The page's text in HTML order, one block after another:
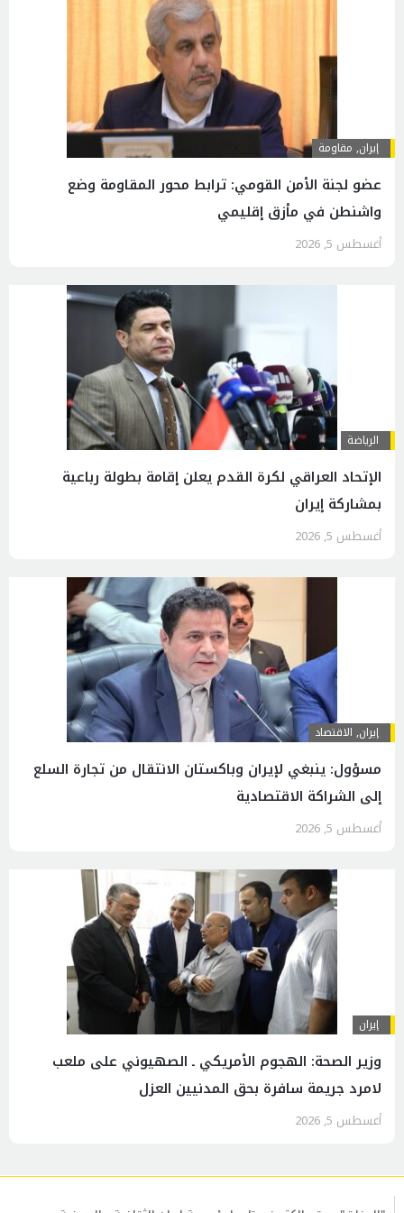
إيران, مقاومة
عضو لجنة الأمن القومي: ترابط محور المقاومة وضع
واشنطن في مأزق إقليمي
أغسطس 5, 2026
الرياضة
الإتحاد العراقي لكرة القدم يعلن إقامة بطولة رباعية
بمشاركة إيران
أغسطس 5, 2026
إيران, الاقتصاد
مسؤول: ينبغي لإيران وباكستان الانتقال من تجارة السلع
إلى الشراكة الاقتصادية
أغسطس 5, 2026
إيران
وزير الصحة: الهجوم الأمريكي ـ الصهيوني على ملعب
لامرد جريمة سافرة بحق المدنيين العزل
أغسطس 5, 2026